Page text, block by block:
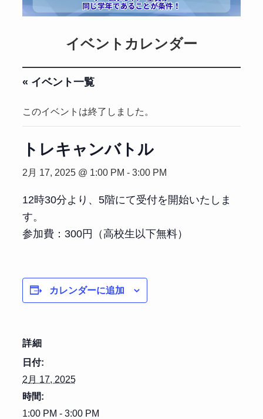
イベントカレンダー
« イベント一覧
このイベントは終了しました。
トレキャンバトル
2月 17, 2025 @ 1:00 PM - 3:00 PM
12時30分より、5階にて受付を開始いたしま
す。
参加費：300円（高校生以下無料）
カレンダーに追加
詳細
日付:
2月 17, 2025
時間:
1:00 PM - 3:00 PM